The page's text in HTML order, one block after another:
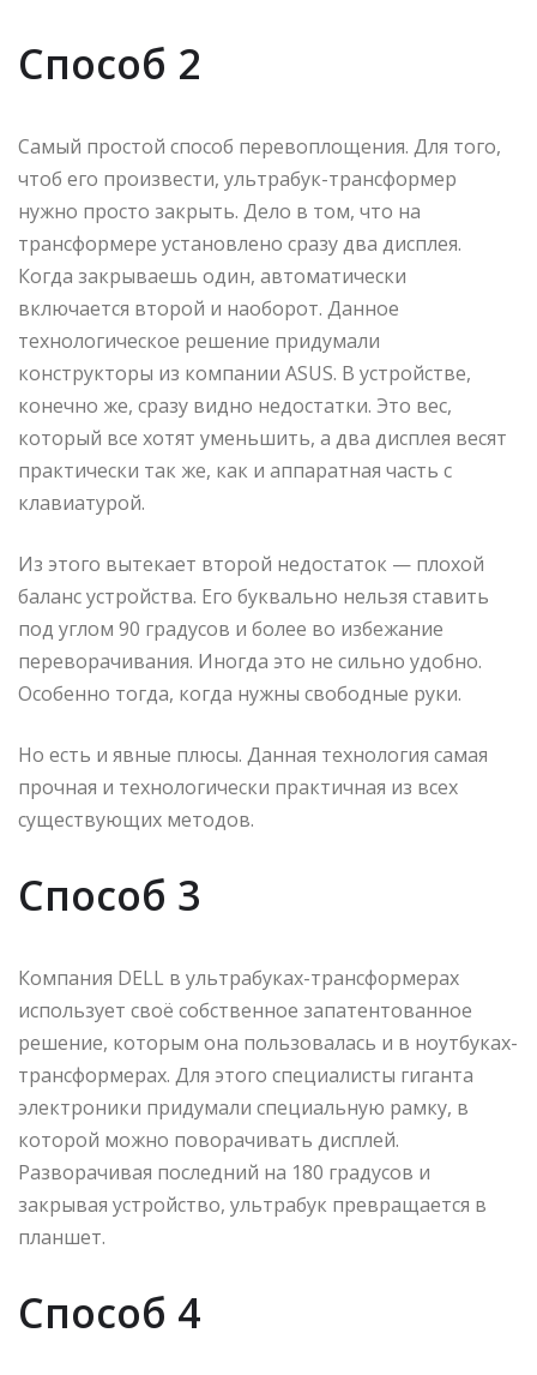
Способ 2
Самый простой способ перевоплощения. Для того,
чтоб его произвести, ультрабук-трансформер
нужно просто закрыть. Дело в том, что на
трансформере установлено сразу два дисплея.
Когда закрываешь один, автоматически
включается второй и наоборот. Данное
технологическое решение придумали
конструкторы из компании ASUS. В устройстве,
конечно же, сразу видно недостатки. Это вес,
который все хотят уменьшить, а два дисплея весят
практически так же, как и аппаратная часть с
клавиатурой.
Из этого вытекает второй недостаток — плохой
баланс устройства. Его буквально нельзя ставить
под углом 90 градусов и более во избежание
переворачивания. Иногда это не сильно удобно.
Особенно тогда, когда нужны свободные руки.
Но есть и явные плюсы. Данная технология самая
прочная и технологически практичная из всех
существующих методов.
Способ 3
Компания DELL в ультрабуках-трансформерах
использует своё собственное запатентованное
решение, которым она пользовалась и в ноутбуках-
трансформерах. Для этого специалисты гиганта
электроники придумали специальную рамку, в
которой можно поворачивать дисплей.
Разворачивая последний на 180 градусов и
закрывая устройство, ультрабук превращается в
планшет.
Способ 4